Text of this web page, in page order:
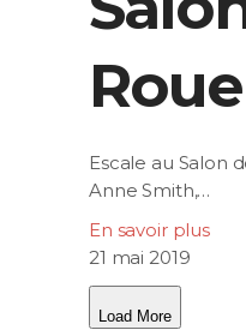
Escale au Salon
Anne Smith,…
En savoir plus
21 mai 2019
Load More